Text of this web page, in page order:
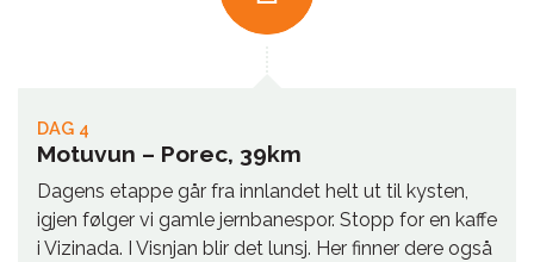
DAG 4
Motuvun – Porec, 39km
Dagens etappe går fra innlandet helt ut til kysten,
igjen følger vi gamle jernbanespor. Stopp for en kaffe
i Vizinada. I Visnjan blir det lunsj. Her finner dere også